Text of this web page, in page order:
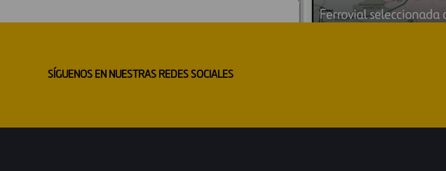
SÍGUENOS EN NUESTRAS REDES SOCIALES